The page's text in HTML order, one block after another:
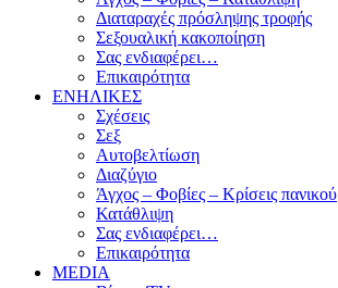
Διαταραχές πρόσληψης τροφής
Σεξουαλική κακοποίηση
Σας ενδιαφέρει…
Επικαιρότητα
ΕΝΗΛΙΚΕΣ
Σχέσεις
Σεξ
Αυτοβελτίωση
Διαζύγιο
Άγχος – Φοβίες – Κρίσεις πανικού
Κατάθλιψη
Σας ενδιαφέρει…
Επικαιρότητα
MEDIA